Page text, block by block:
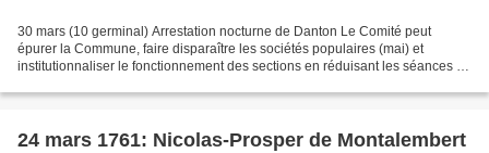
30 mars (10 germinal) Arrestation nocturne de Danton Le Comité peut
épurer la Commune, faire disparaître les sociétés populaires (mai) et
institutionnaliser le fonctionnement des sections en réduisant les séances à
24 mars 1761: Nicolas-Prosper de Montalembert